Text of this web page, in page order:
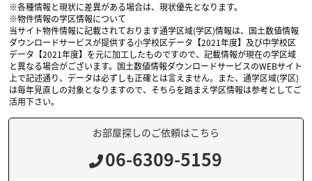
※各種情報と現状に差異がある場合は、現状優先となります。
※物件情報の学区情報について
当サイト物件情報に記載されております通学区域(学区)情報は、国土数値情報
ダウンロードサービスが提供する小学校区データ【2021年度】及び中学校区
データ【2021年度】を元に加工したものですので、記載情報が現在の学区域
と異なる場合がございます。国土数値情報ダウンロードサービスのWEBサイト
上で記述通り、データは必ずしも正確とは言えません。また、通学区域(学区)
は毎年見直しの対象となりますので、そちらを踏まえ学区情報は参考としてご
活用下さい。
お部屋探しのご依頼はこちら
06-6309-5159